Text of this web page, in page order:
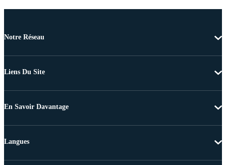
Notre Réseau
Liens Du Site
En Savoir Davantage
Langues